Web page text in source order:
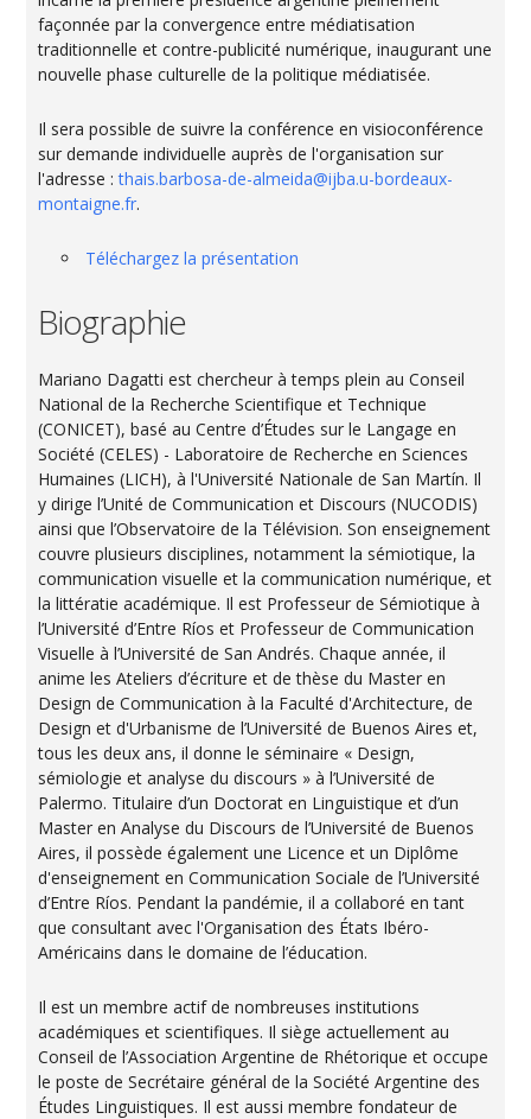
façonnée par la convergence entre médiatisation
traditionnelle et contre-publicité numérique, inaugurant une
nouvelle phase culturelle de la politique médiatisée.
Il sera possible de suivre la conférence en visioconférence
sur demande individuelle auprès de l'organisation sur
l'adresse :thais.barbosa-de-almeida@ijba.u-bordeaux-
montaigne.fr.
Téléchargez la présentation
Biographie
Mariano Dagatti est chercheur à temps plein au Conseil
National de la Recherche Scientifique et Technique
(CONICET), basé au Centre d’Études sur le Langage en
Société (CELES) - Laboratoire de Recherche en Sciences
Humaines (LICH), à l'Université Nationale de San Martín. Il
y dirige l’Unité de Communication et Discours (NUCODIS)
ainsi que l’Observatoire de la Télévision. Son enseignement
couvre plusieurs disciplines, notamment la sémiotique, la
communication visuelle et la communication numérique, et
la littératie académique. Il est Professeur de Sémiotique à
l’Université d’Entre Ríos et Professeur de Communication
Visuelle à l’Université de San Andrés. Chaque année, il
anime les Ateliers d’écriture et de thèse du Master en
Design de Communication à la Faculté d'Architecture, de
Design et d'Urbanisme de l’Université de Buenos Aires et,
tous les deux ans, il donne le séminaire « Design,
sémiologie et analyse du discours » à l’Université de
Palermo. Titulaire d’un Doctorat en Linguistique et d’un
Master en Analyse du Discours de l’Université de Buenos
Aires, il possède également une Licence et un Diplôme
d'enseignement en Communication Sociale de l’Université
d’Entre Ríos. Pendant la pandémie, il a collaboré en tant
que consultant avec l'Organisation des États Ibéro-
Américains dans le domaine de l’éducation.
Il est un membre actif de nombreuses institutions
académiques et scientifiques. Il siège actuellement au
Conseil de l’Association Argentine de Rhétorique et occupe
le poste de Secrétaire général de la Société Argentine des
Études Linguistiques. Il est aussi membre fondateur de